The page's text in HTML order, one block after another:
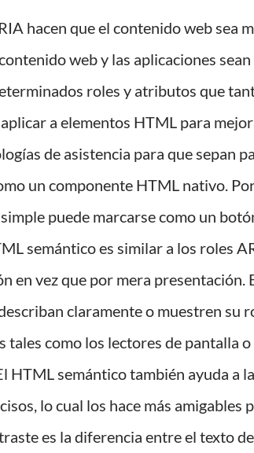
hacen que el contenido web sea
web y las aplicaciones
roles y atributos que
a elementos HTML para
de asistencia para que sepan
un componente HTML nativo.
puede marcarse como un
semántico es similar a los roles
en vez que por mera
claramente o muestren su
tales como los lectores de pantalla
HTML semántico también ayuda a
lo cual los hace más amigables
es la diferencia entre el texto